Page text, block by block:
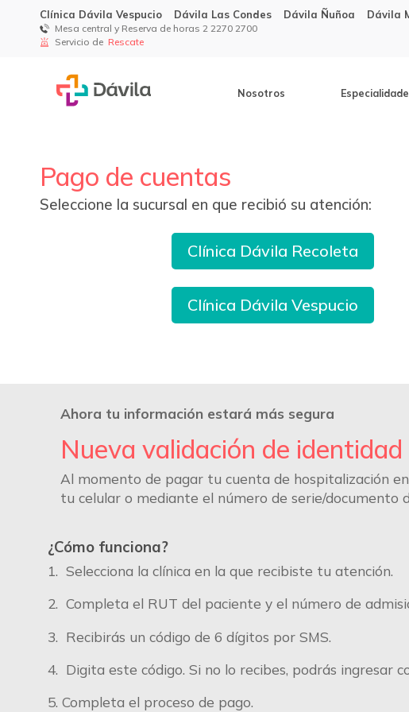
Clínica Dávila Vespucio Dávila Las Condes Dávila Ñuñoa Dávila
Mesa central y Reserva de horas 2 2270 2700
Servicio de Rescate
Nosotros
Pago de cuentas
Seleccione la sucursal en que recibió su atención:
Clínica Dávila Recoleta
Clínica Dávila Vespucio
Ahora tu información estará más segura
Nueva validación de identidad
Al momento de pagar tu cuenta de hospitalización
tu celular o mediante el número de serie/documento
¿Cómo funciona?
1. Selecciona la clínica en la que recibiste tu atención.
2. Completa el RUT del paciente y el número de
3. Recibirás un código de 6 dígitos por SMS.
4. Digita este código. Si no lo recibes, podrás ingresar
5. Completa el proceso de pago.